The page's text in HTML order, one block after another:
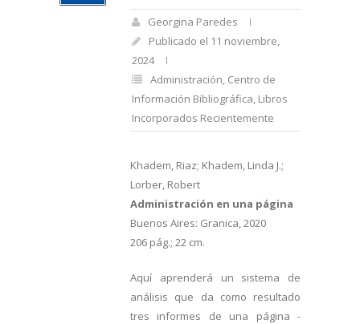
Georgina Paredes
Publicado el 11 noviembre,
2024
Administración, Centro de
Información Bibliográfica, Libros
Incorporados Recientemente
Khadem, Riaz; Khadem, Linda J.;
Lorber, Robert
Administración en una página
Buenos Aires: Granica, 2020
206 pág.; 22 cm.
Aquí aprenderá un sistema de
análisis que da como resultado
tres informes de una página -